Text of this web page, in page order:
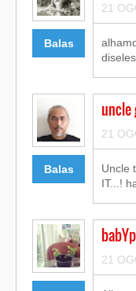
Balas
21
Balas
uncle
21
Uncle
IT...!
21